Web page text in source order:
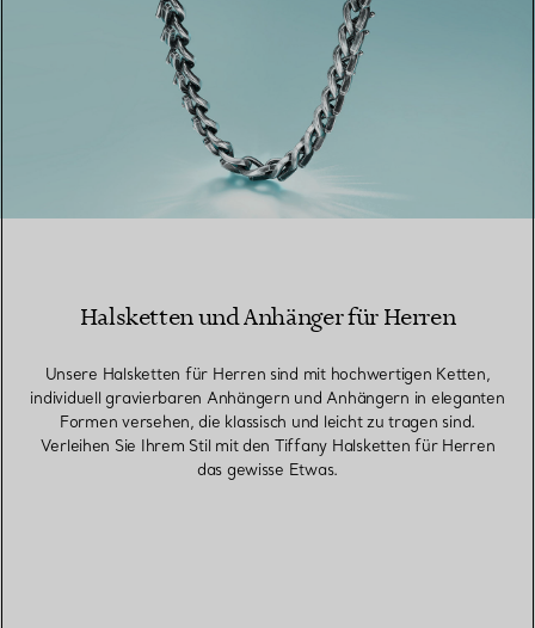
Halsketten und Anhänger für Herren
Unsere Halsketten für Herren sind mit hochwertigen Ketten,
individuell gravierbaren Anhängern und Anhängern in eleganten
Formen versehen, die klassisch und leicht zu tragen sind.
Verleihen Sie Ihrem Stil mit den Tiffany Halsketten für Herren
das gewisse Etwas.